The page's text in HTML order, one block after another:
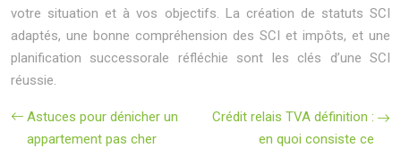
votre situation et à vos objectifs. La création de statuts SCI
adaptés, une bonne compréhension des SCI et impôts, et une
planification successorale réfléchie sont les clés d’une SCI
réussie.
Astuces pour dénicher un
appartement pas cher
Crédit relais TVA définition :
en quoi consiste ce